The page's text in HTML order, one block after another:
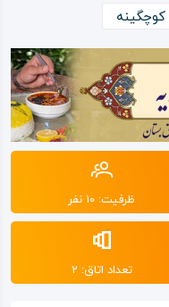
کوچگینه
ظرفیت: 10 نفر
تعداد اتاق: 2